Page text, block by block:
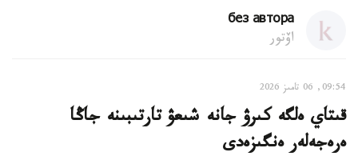
без автора
اۆتور
09:54, 06 تامىز 2026
قىتاي ەلگە كىرۋ جانە شىعۋ تارتىبىنە جاڭا
ەرەجەلەر ەنگىزەدى